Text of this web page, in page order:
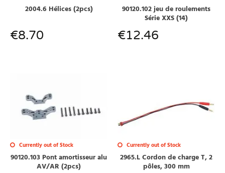
2004.6 Hélices (2pcs)
€8.70
90120.102 jeu de roulements
Série XXS (14)
€12.46
Currently out of Stock
90120.103 Pont amortisseur alu
AV/AR (2pcs)
Currently out of Stock
2965.L Cordon de charge T, 2
pôles, 300 mm